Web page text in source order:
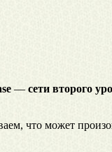
—сети второго
что может